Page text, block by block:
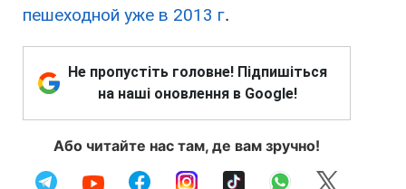
пешеходной уже в 2013 г.
Не пропустіть головне! Підпишіться
на наші оновлення в Google!
Або читайте нас там, де вам зручно!